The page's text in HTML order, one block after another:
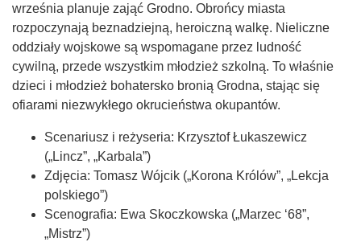
września planuje zająć Grodno. Obrońcy miasta
rozpoczynają beznadziejną, heroiczną walkę. Nieliczne
oddziały wojskowe są wspomagane przez ludność
cywilną, przede wszystkim młodzież szkolną. To właśnie
dzieci i młodzież bohatersko bronią Grodna, stając się
ofiarami niezwykłego okrucieństwa okupantów.
Scenariusz i reżyseria: Krzysztof Łukaszewicz
(„Lincz”, „Karbala”)
Zdjęcia: Tomasz Wójcik („Korona Królów”, „Lekcja
polskiego”)
Scenografia: Ewa Skoczkowska („Marzec ‘68”,
„Mistrz”)